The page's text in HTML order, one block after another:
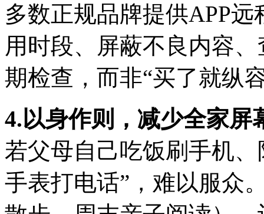
多数正规品牌提供APP
用时段、屏蔽不良内容
期检查，而非“买了就纵
4.以身作则，减少全家屏
若父母自己吃饭刷手机
手表打电话”，难以服众